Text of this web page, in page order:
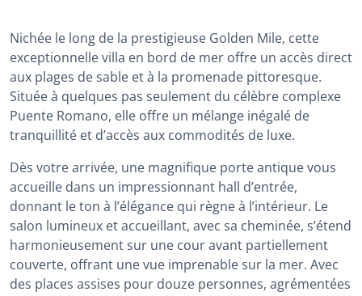
Nichée le long de la prestigieuse Golden Mile, cette
exceptionnelle villa en bord de mer offre un accès direct
aux plages de sable et à la promenade pittoresque.
Située à quelques pas seulement du célèbre complexe
Puente Romano, elle offre un mélange inégalé de
tranquillité et d’accès aux commodités de luxe.
Dès votre arrivée, une magnifique porte antique vous
accueille dans un impressionnant hall d’entrée,
donnant le ton à l’élégance qui règne à l’intérieur. Le
salon lumineux et accueillant, avec sa cheminée, s’étend
harmonieusement sur une cour avant partiellement
couverte, offrant une vue imprenable sur la mer. Avec
des places assises pour douze personnes, agrémentées